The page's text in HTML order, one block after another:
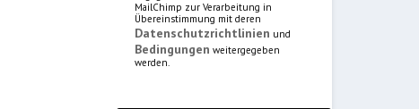
MailChimp zur Verarbeitung in
Übereinstimmung mit deren
Datenschutzrichtlinien und
Bedingungen weitergegeben
werden.